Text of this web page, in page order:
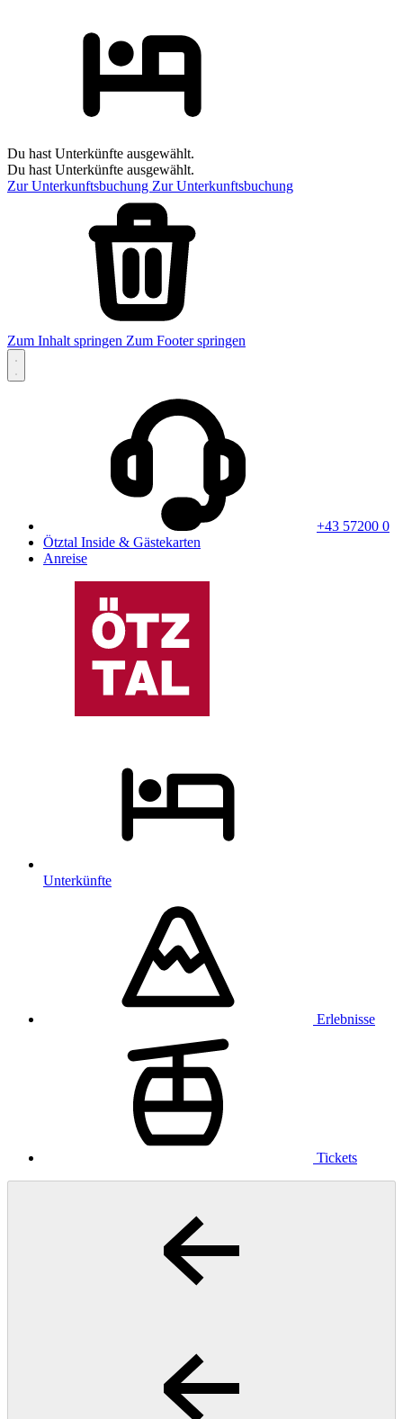
Du hast Unterkünfte ausgewählt.
Du hast Unterkünfte ausgewählt.
Zur Unterkunftsbuchung Zur Unterkunftsbuchung
Zum Inhalt springen Zum Footer springen
+43 57200 0
Ötztal Inside & Gästekarten
Anreise
Unterkünfte
Erlebnisse
Tickets